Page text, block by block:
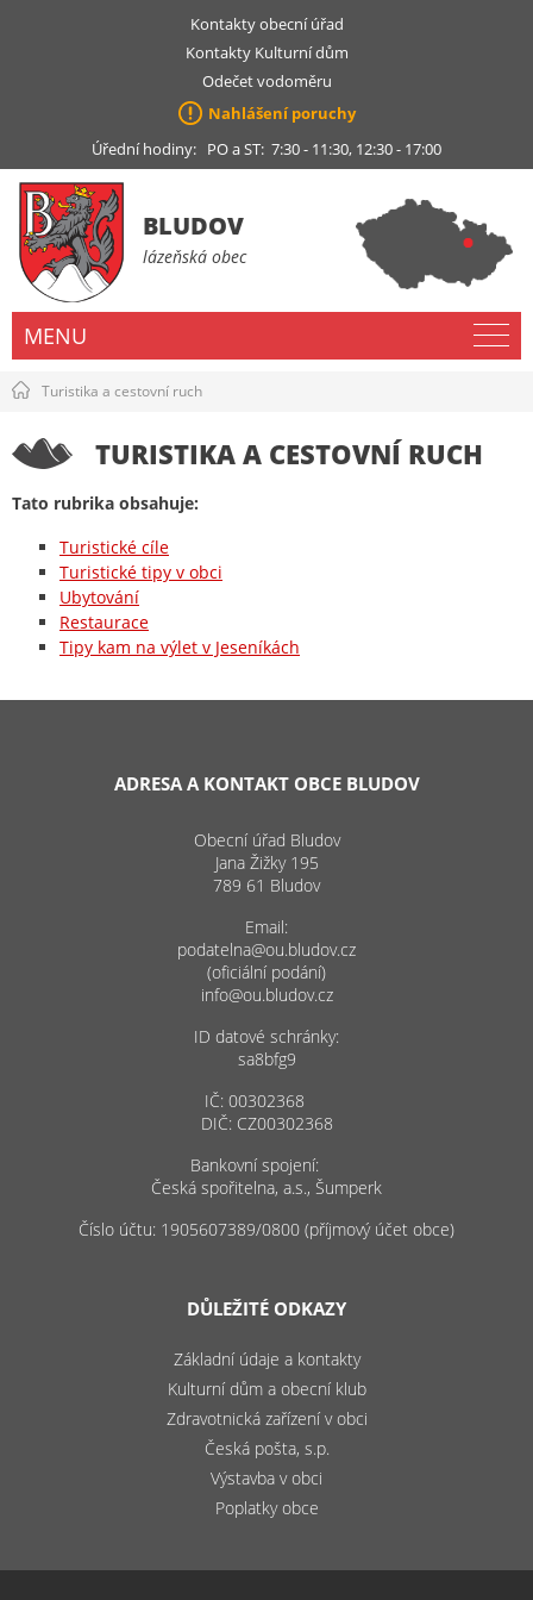
Kontakty obecní úřad
Kontakty Kulturní dům
Odečet vodoměru
Nahlášení poruchy
Úřední hodiny: PO a ST: 7:30 - 11:30, 12:30 - 17:00
BLUDOV
lázeňská obec
MENU
Turistika a cestovní ruch
TURISTIKA A CESTOVNÍ RUCH
Tato rubrika obsahuje:
Turistické cíle
Turistické tipy v obci
Ubytování
Restaurace
Tipy kam na výlet v Jeseníkách
ADRESA A KONTAKT OBCE BLUDOV
Obecní úřad Bludov
Jana Žižky 195
789 61 Bludov
Email:
podatelna@ou.bludov.cz
(oficiální podání)
info@ou.bludov.cz
ID datové schránky:
sa8bfg9
IČ: 00302368
DIČ: CZ00302368
Bankovní spojení:
Česká spořitelna, a.s., Šumperk
Číslo účtu: 1905607389/0800 (příjmový účet obce)
DŮLEŽITÉ ODKAZY
Základní údaje a kontakty
Kulturní dům a obecní klub
Zdravotnická zařízení v obci
Česká pošta, s.p.
Výstavba v obci
Poplatky obce